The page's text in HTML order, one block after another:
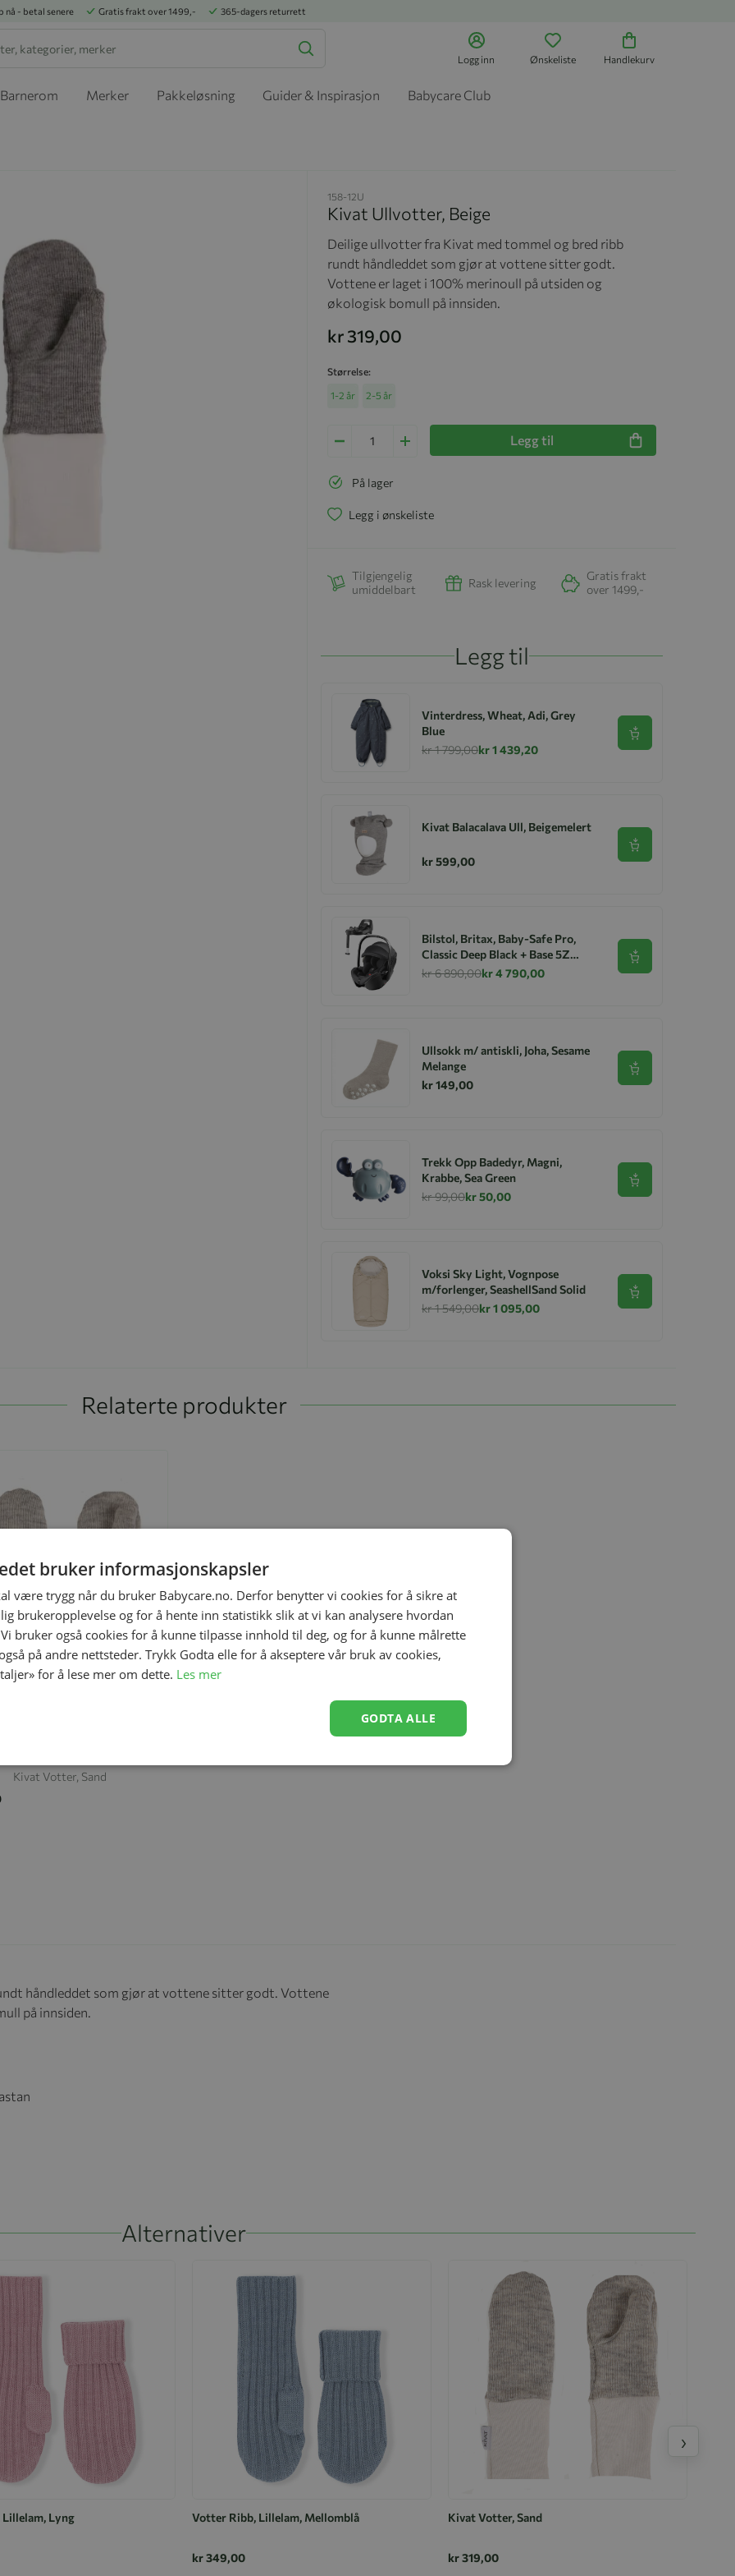
nå - betal senere Gratis frakt over 1499,- 365-dagers returrett
Logg inn Ønskeliste Handlekurv
Barnerom Merker Pakkeløsning Guider & Inspirasjon Babycare Club
158-12U
Kivat Ullvotter, Beige
Deilige ullvotter fra Kivat med tommel og bred ribb
rundt håndleddet som gjør at vottene sitter godt.
Vottene er laget i 100% merinoull på utsiden og
økologisk bomull på innsiden.
kr 319,00
Størrelse
1-2 år 2-5 år
Legg til
På lager
Legg i ønskeliste
Tilgjengelig
umiddelbart
Rask levering
Gratis frakt
over 1499,-
Legg til
Vinterdress, Wheat, Adi, Grey
Blue
kr 1 799,00kr 1 439,20
Se produkt
Kivat Balacalava Ull, Beigemelert
kr 599,00
Se produkt
Bilstol, Britax, Baby-Safe Pro,
Classic Deep Black + Base 5Z
Vario
kr 6 890,00kr 4 790,00
Se produkt
Ullsokk m/ antiskli, Joha, Sesame
Melange
kr 149,00
Se produkt
Trekk Opp Badedyr, Magni,
Krabbe, Sea Green
kr 99,00kr 50,00
Se produkt
Voksi Sky Light, Vognpose
m/forlenger, SeashellSand Solid
kr 1 549,00kr 1 095,00
Se produkt
håndleddet som gjør at vottene sitter godt. Vottene
på innsiden.
Relaterte produkter
Kivat Votter, Sand
Alternativer
Lyng Votter Ribb, Lillelam, Mellomblå
kr 349,00
Kivat Votter, Sand
kr 319,00
›
bruker informasjonskapsler
være trygg når du bruker Babycare.no. Derfor benytter vi cookies for å sikre at
brukeropplevelse og for å hente inn statistikk slik at vi kan analysere hvordan
bruker også cookies for å kunne tilpasse innhold til deg, og for å kunne målrette
på andre nettsteder. Trykk Godta elle for å akseptere vår bruk av cookies,
for å lese mer om dette. Les mer
GODTA ALLE